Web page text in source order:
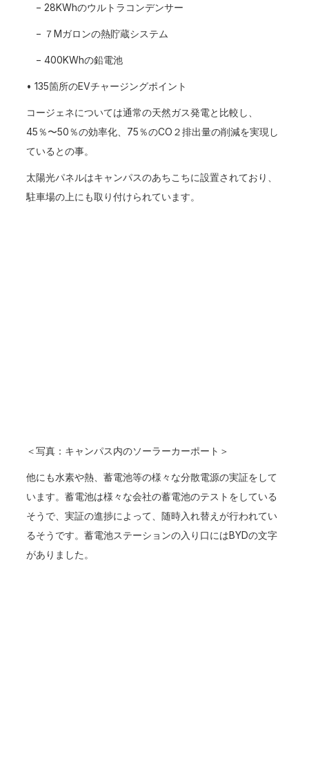
− 28KWhのウルトラコンデンサー
− ７Mガロンの熱貯蔵システム
− 400KWhの鉛電池
• 135箇所のEVチャージングポイント
コージェネについては通常の天然ガス発電と比較し、
45％〜50％の効率化、75％のCO２排出量の削減を実現し
ているとの事。
太陽光パネルはキャンパスのあちこちに設置されており、
駐車場の上にも取り付けられています。
＜写真：キャンパス内のソーラーカーポート＞
他にも水素や熱、蓄電池等の様々な分散電源の実証をして
います。蓄電池は様々な会社の蓄電池のテストをしている
そうで、実証の進捗によって、随時入れ替えが行われてい
るそうです。蓄電池ステーションの入り口にはBYDの文字
がありました。